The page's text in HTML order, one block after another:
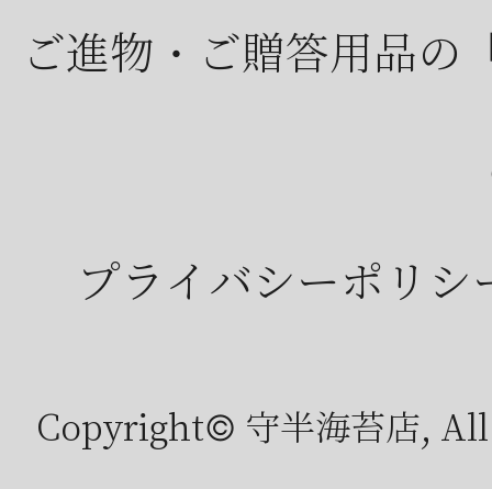
ご進物・ご贈答用品の
プライバシーポリシ
Copyright© 守半海苔店,